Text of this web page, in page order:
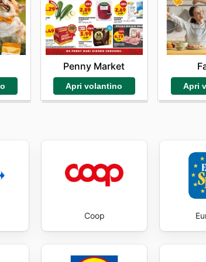
prodotti di qualità a prezzi che rendono la
su cui si fonda la fiducia che i
quotidiana. Visit Superconti's website
Penny Market
Apri volantino Apri
Coop